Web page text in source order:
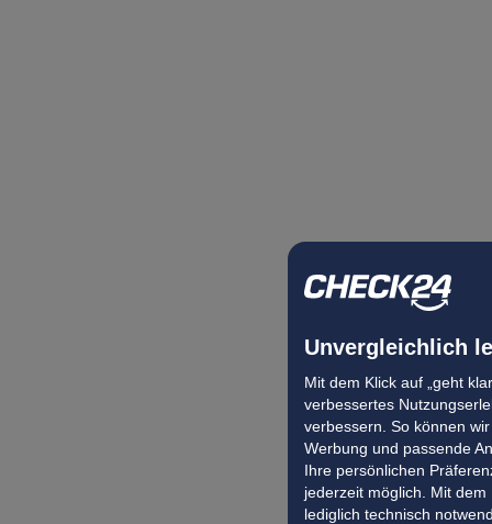
Unvergleichlich
Mit dem Klick auf „geht
verbessertes
verbessern. So können
Werbung und passende
Ihre persönlichen
jederzeit möglich. Mit dem
lediglich technisch